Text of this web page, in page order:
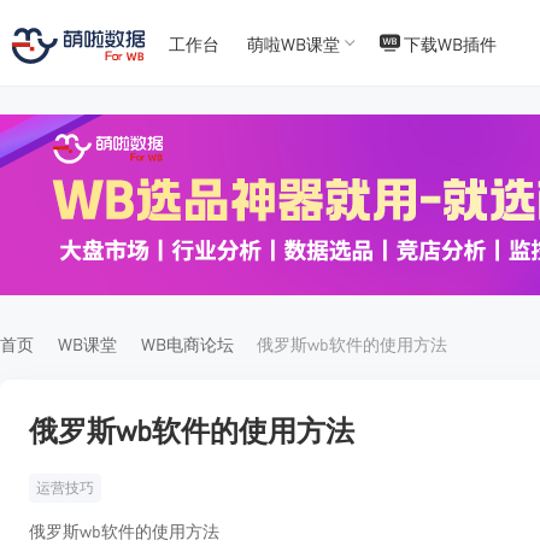
45
工作台 萌啦WB课堂 下载WB插件
首页 WB课堂 WB电商论坛 俄罗斯wb软件的使用方法
俄罗斯wb软件的使用方法
运营技巧
俄罗斯wb软件的使用方法